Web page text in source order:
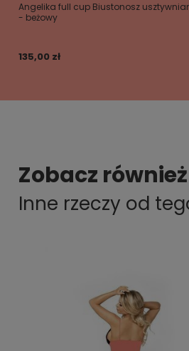
Angelika full cup Biustonosz
- beżowy
135,00 zł
Zobacz również
Inne rzeczy od